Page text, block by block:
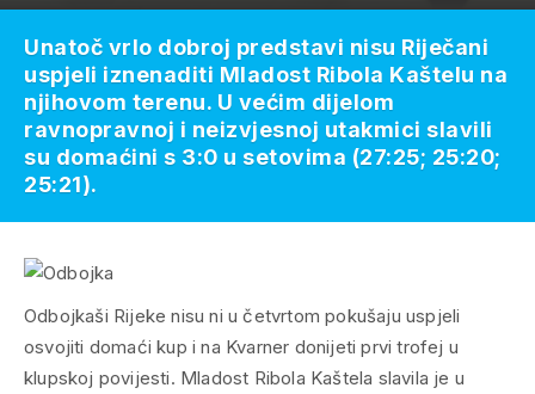
Odbojkaši Rijeke nisu ni u četvrtom pokušaju uspjeli
osvojiti domaći kup i na Kvarner donijeti prvi trofej u
klupskoj povijesti. Mladost Ribola Kaštela slavila je u
Unatoč vrlo dobroj predstavi nisu Riječani
uspjeli iznenaditi Mladost Ribola Kaštelu na
njihovom terenu. U većim dijelom
ravnopravnoj i neizvjesnoj utakmici slavili
su domaćini s 3:0 u setovima (27:25; 25:20;
25:21).